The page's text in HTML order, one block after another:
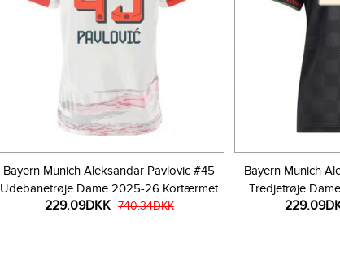
Bayern Munich Aleksandar Pavlovic #45
Udebanetrøje Dame 2025-26 Kortærmet
229.09DKK 740.34DKK
Bayern Munich
Tredjetrøje